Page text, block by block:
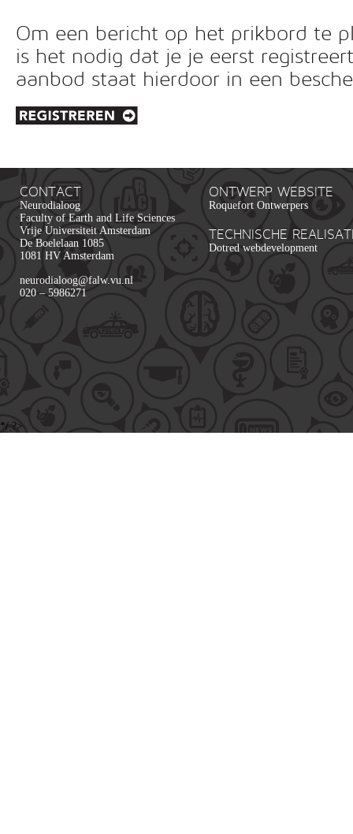
Om een bericht op het prikbord te
is het nodig dat je je eerst
aanbod staat hierdoor in een
CONTACT
Neurodialoog
Faculty of Earth and Life Sciences
Vrije Universiteit Amsterdam
De Boelelaan 1085
1081 HV Amsterdam
neurodialoog@falw.vu.nl
020 – 5986271
ONTWERP WEBSITE
Roquefort Ontwerpers
TECHNISCHE
Dotred webdevelopment
*/ ?>